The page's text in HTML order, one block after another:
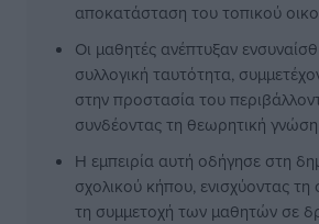
αποκατάσταση του τοπικού
Οι μαθητές ανέπτυξαν
συλλογική ταυτότητα,
στην προστασία του
συνδέοντας τη θεωρητική
Η εμπειρία αυτή οδήγησε στη
σχολικού κήπου, ενισχύοντας τη
τη συμμετοχή των μαθητών σε